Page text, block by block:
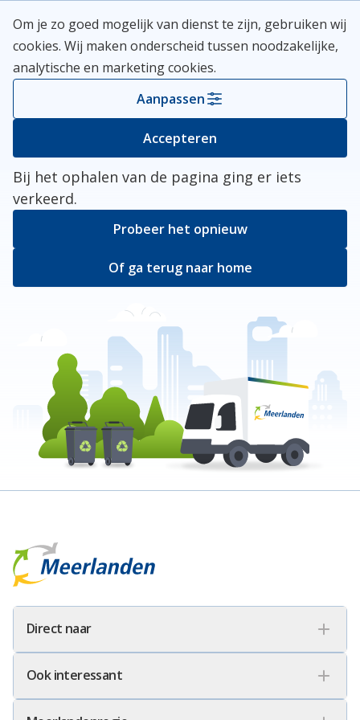
naar
inhoud
Meerlanden Logo
Open
Kies je gemeente
Er ging iets mis
Bij het ophalen van de pagina ging er iets
verkeerd.
Probeer het opnieuw
Of ga terug naar home
Meerlanden Logo
Direct naar
Ook interessant
Om je zo goed mogelijk van dienst te zijn, gebruiken wij
cookies. Wij maken onderscheid tussen noodzakelijke,
analytische en marketing cookies.
Aanpassen
Accepteren